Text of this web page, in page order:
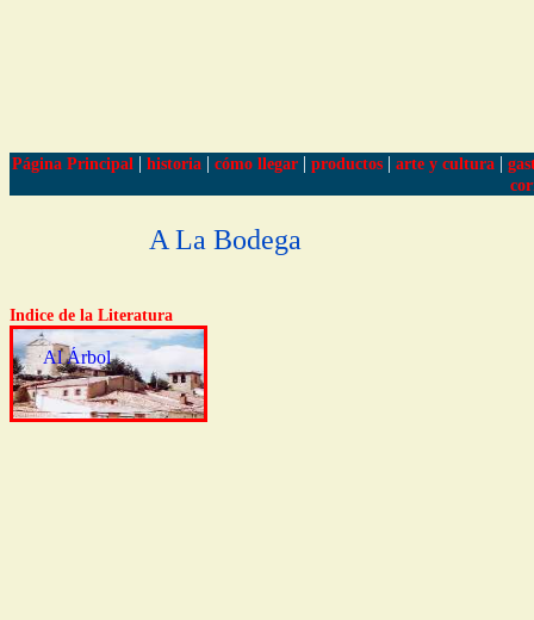
Página Principal | historia | cómo llegar | productos | arte y cultura |
A La Bodega
Indice de la Literatura
Al Árbol